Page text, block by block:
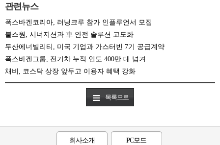
관련뉴스
폭스바겐코리아, 러닝크루 참가 인플루언서 모집
불스원, 시너지션과 車 안전 솔루션 고도화
두산에너빌리티, 미국 기업과 가스터빈 7기 공급계약
폭스바겐그룹, 전기차 누적 인도 400만 대 넘겨
채비, 코스닥 상장 앞두고 이용자 혜택 강화
목록으로
회사소개 PC모드